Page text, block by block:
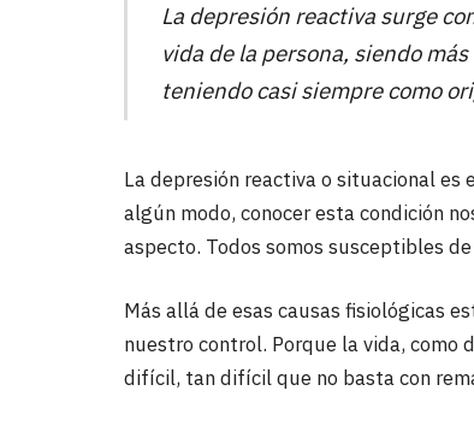
La depresión reactiva surge
vida de la persona, siendo
teniendo casi siempre como
La depresión reactiva o situacional es
algún modo, conocer esta condición
aspecto. Todos somos susceptibles
Más allá de esas causas fisiológicas
nuestro control. Porque la vida, como
difícil, tan difícil que no basta con